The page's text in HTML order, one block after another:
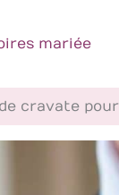
mariée
cravate